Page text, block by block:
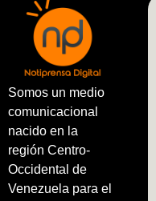
Somos un medio
comunicacional
nacido en la
región Centro-
Occidental de
Venezuela para el